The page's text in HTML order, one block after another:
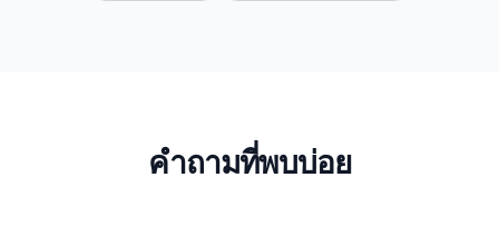
คำถามที่พบบ่อย